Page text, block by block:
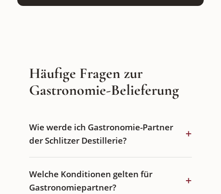
Häufige Fragen zur
Gastronomie-Belieferung
Wie werde ich Gastronomie-Partner
der Schlitzer Destillerie?
+
Welche Konditionen gelten für
Gastronomiepartner?
+